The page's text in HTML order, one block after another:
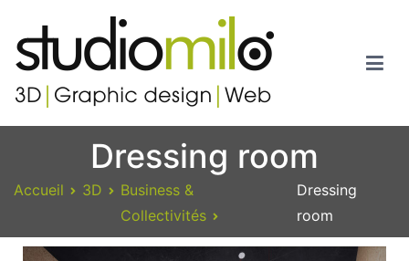
Studiomilo
Votre spécialiste en 3D, Images de synthèse, Graphic design et
Dressing room
Accueil 3D
Business &
Collectivités
Dressing
room